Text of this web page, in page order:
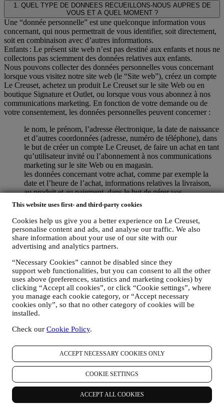
This website uses first- and third-party cookies
Cookies help us give you a better experience on Le Creuset,
personalise content and ads, and analyse our traffic. We also
share information about your use of our site with our
advertising and analytics partners.
“Necessary Cookies” cannot be disabled since they
support web functionalities, but you can consent to all the other
uses above (preferences, statistics and marketing cookies) by
clicking “Accept all cookies”, or click “Cookie settings”, where
you manage each cookie category, or “Accept necessary
cookies only”, so that no other category of cookies will be
installed.
Check our Cookie Policy.
ACCEPT NECESSARY COOKIES ONLY
COOKIE SETTINGS
ACCEPT ALL COOKIES
1. QUEL TYPE DE DONNEES RECUEILLONS-NOUS AUPRES DE
VOUS ET A QUEL MOMENT ?
Une “donnée personnelle” est une quelconque information vous
concernant, qui nous permettrait de vous identifier, soit directement,
soit en combinaison avec d’autres informations.
Enfants : Le présent site web n’est pas destiné aux enfants et nous ne
collectons pas sciemment des données relatives aux enfants.
Nous pouvons collecter des données personnelles vous concernant
lorsque vous visitez notre site web (le “Site web”), créez un compte
Le Creuset, achetez un produit Le Creuset sur le site Web ou en
boutique Signature et Outlet, ou lorsque vous vous abonnez à nos
communications marketing. En fonction de votre demande ou de
votre consentement, les données personnelles peuvent concerner :
le nom, le prénom, l’adresse électronique, la date de naissance
et d’autres coordonnées (adresse, numéro de téléphone), dans
le but de créer un compte Le Creuset, de faire un achat en tant
qu’utilisateur invité ou l’abonnement à nos communications
marketing sur le site Web ou en magasin.
les données concernant votre achat, comme par exemple la
date et l’heure de l’achat, informations relatives la livraison,
au produit et au paiement, dans le but de gérer vos
commandes.
les données concernant votre historique de navigation en ligne
(p.ex. les identifiants en ligne, tels que votre adresse IP, la
version de votre navigateur, votre système d’exploitation, la
durée de votre visite, votre identification par notre système
lors d’une prochaine visite, votre situation géographique),
soyez un utilisateur enregistré ou non), grâce à l’usage d’un
journal de navigation et/ou de technologies de traçage, telles
que les “cookies” (pour les informations sur la collecte de
données via des cookies, vous pouvez consulter ici notre
Politique en matière de Cookies), dans le but d’améliorer nos
services et nos annonces ou de procéder à des analyses
statistiques ; dans la majorité des cas, nous ne serons pas en
mesure de vous identifier sur base de ces informations
votre feedback, vos demandes, réclamations, questions ou
interactions avec nous (par exemple vos messages, chats,
posts sur les réseaux sociaux, e-mails ou appels
Les données personnelles vous concernant, que nous collectons
lorsque vous utilisez le Site web ou lorsque vous nous fournissez de